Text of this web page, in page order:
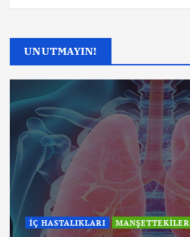
UNUTMAYIN!
İÇ HASTALIKLARI MANŞETTEKİLER